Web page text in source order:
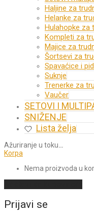
Haljine za
Helanke za
Hulahopke za
Kompleti za
Majice za
Šortsevi za
Spavaćice i
Suknje
Trenerke za
Vaučer
SETOVI I
SNIŽENJE
Lista želja
Ažuriranje u toku…
Korpa
Nema proizvoda u
Prijavi se